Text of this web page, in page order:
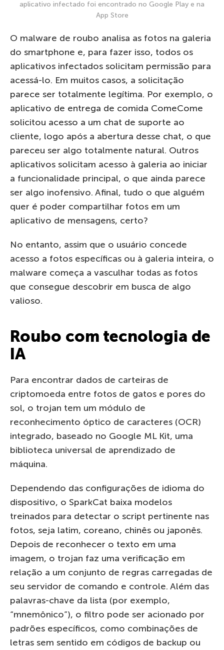
aplicativo infectado foi encontrado no Google Play e na
App Store
O malware de roubo analisa as fotos na galeria
do smartphone e, para fazer isso, todos os
aplicativos infectados solicitam permissão para
acessá-lo. Em muitos casos, a solicitação
parece ser totalmente legítima. Por exemplo, o
aplicativo de entrega de comida ComeCome
solicitou acesso a um chat de suporte ao
cliente, logo após a abertura desse chat, o que
pareceu ser algo totalmente natural. Outros
aplicativos solicitam acesso à galeria ao iniciar
a funcionalidade principal, o que ainda parece
ser algo inofensivo. Afinal, tudo o que alguém
quer é poder compartilhar fotos em um
aplicativo de mensagens, certo?
No entanto, assim que o usuário concede
acesso a fotos específicas ou à galeria inteira, o
malware começa a vasculhar todas as fotos
que consegue descobrir em busca de algo
valioso.
Roubo com tecnologia de
IA
Para encontrar dados de carteiras de
criptomoeda entre fotos de gatos e pores do
sol, o trojan tem um módulo de
reconhecimento óptico de caracteres (OCR)
integrado, baseado no Google ML Kit, uma
biblioteca universal de aprendizado de
máquina.
Dependendo das configurações de idioma do
dispositivo, o SparkCat baixa modelos
treinados para detectar o script pertinente nas
fotos, seja latim, coreano, chinês ou japonês.
Depois de reconhecer o texto em uma
imagem, o trojan faz uma verificação em
relação a um conjunto de regras carregadas de
seu servidor de comando e controle. Além das
palavras-chave da lista (por exemplo,
“mnemônico”), o filtro pode ser acionado por
padrões específicos, como combinações de
letras sem sentido em códigos de backup ou